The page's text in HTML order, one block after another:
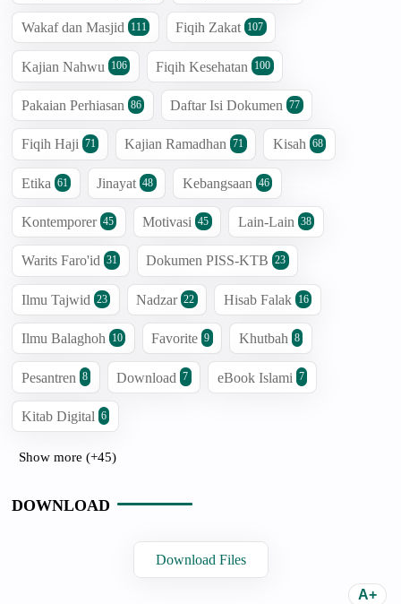
Wakaf dan Masjid 111 Fiqih Zakat 107
Kajian Nahwu 106 Fiqih Kesehatan 100
Pakaian Perhiasan 86 Daftar Isi Dokumen 77
Fiqih Haji 71 Kajian Ramadhan 71 Kisah 68
Etika 61 Jinayat 48 Kebangsaan 46
Kontemporer 45 Motivasi 45 Lain-Lain 38
Warits Faro'id 31 Dokumen PISS-KTB 23
Ilmu Tajwid 23 Nadzar 22 Hisab Falak 16
Ilmu Balaghoh 10 Favorite 9 Khutbah 8
Pesantren 8 Download 7 eBook Islami 7
Kitab Digital 6
Show more (+45)
DOWNLOAD
Download Files